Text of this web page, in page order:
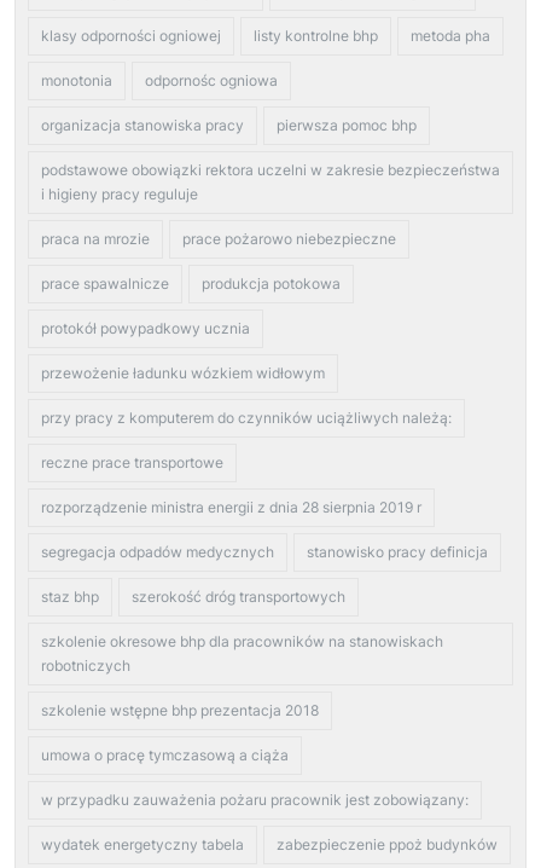
klasy odporności ogniowej listy kontrolne bhp metoda pha
monotonia odpornośc ogniowa
organizacja stanowiska pracy pierwsza pomoc bhp
podstawowe obowiązki rektora uczelni w zakresie bezpieczeństwa
i higieny pracy reguluje
praca na mrozie prace pożarowo niebezpieczne
prace spawalnicze produkcja potokowa
protokół powypadkowy ucznia
przewożenie ładunku wózkiem widłowym
przy pracy z komputerem do czynników uciążliwych należą:
reczne prace transportowe
rozporządzenie ministra energii z dnia 28 sierpnia 2019 r
segregacja odpadów medycznych stanowisko pracy definicja
staz bhp szerokość dróg transportowych
szkolenie okresowe bhp dla pracowników na stanowiskach
robotniczych
szkolenie wstępne bhp prezentacja 2018
umowa o pracę tymczasową a ciąża
w przypadku zauważenia pożaru pracownik jest zobowiązany:
wydatek energetyczny tabela zabezpieczenie ppoż budynków